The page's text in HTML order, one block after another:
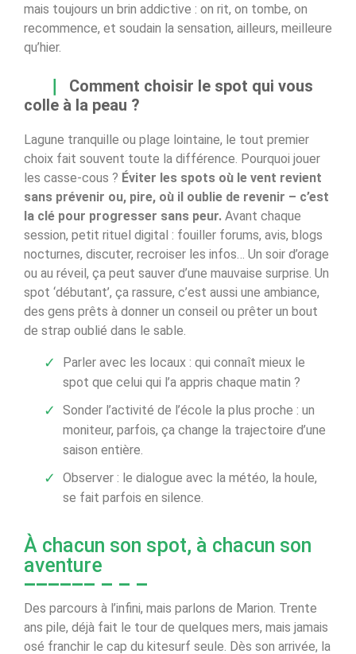
mais toujours un brin addictive : on rit, on tombe, on
recommence, et soudain la sensation, ailleurs, meilleure
qu’hier.
Comment choisir le spot qui vous
colle à la peau ?
Lagune tranquille ou plage lointaine, le tout premier
choix fait souvent toute la différence. Pourquoi jouer
les casse-cous ? Éviter les spots où le vent revient
sans prévenir ou, pire, où il oublie de revenir – c’est
la clé pour progresser sans peur. Avant chaque
session, petit rituel digital : fouiller forums, avis, blogs
nocturnes, discuter, recroiser les infos… Un soir d’orage
ou au réveil, ça peut sauver d’une mauvaise surprise. Un
spot ‘débutant’, ça rassure, c’est aussi une ambiance,
des gens prêts à donner un conseil ou prêter un bout
de strap oublié dans le sable.
Parler avec les locaux : qui connaît mieux le
spot que celui qui l’a appris chaque matin ?
Sonder l’activité de l’école la plus proche : un
moniteur, parfois, ça change la trajectoire d’une
saison entière.
Observer : le dialogue avec la météo, la houle,
se fait parfois en silence.
À chacun son spot, à chacun son
aventure
Des parcours à l’infini, mais parlons de Marion. Trente
ans pile, déjà fait le tour de quelques mers, mais jamais
osé franchir le cap du kitesurf seule. Dès son arrivée, la